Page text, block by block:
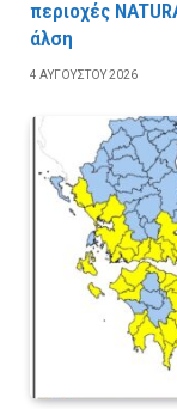
περιοχές
άλση
4 ΑΥΓΟΎΣΤΟΥ 2026